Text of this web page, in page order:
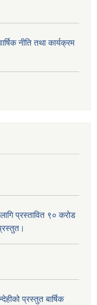
नीति तथा कार्यक्रम
प्रस्तावित ९० करोड
प्रस्तुत बार्षिक